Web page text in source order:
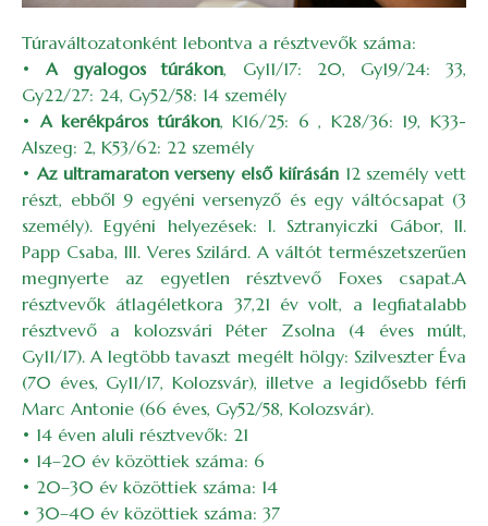
Túraváltozatonként lebontva a résztvevők száma:
•A gyalogos túrákon, Gy11/17: 20, Gy19/24: 33,
Gy22/27: 24, Gy52/58: 14 személy
• A kerékpáros túrákon, K16/25: 6 , K28/36: 19, K33-
Alszeg: 2, K53/62: 22 személy
• Az ultramaraton verseny első kiírásán12 személy vett
részt, ebből 9 egyéni versenyző és egy váltócsapat (3
személy). Egyéni helyezések: I. Sztranyiczki Gábor, II.
Papp Csaba, III. Veres Szilárd. A váltót természetszerűen
megnyerte az egyetlen résztvevő Foxes csapat.A
résztvevők átlagéletkora 37,21 év volt, a legfiatalabb
résztvevő a kolozsvári Péter Zsolna (4 éves múlt,
Gy11/17). A legtöbb tavaszt megélt hölgy: Szilveszter Éva
(70 éves, Gy11/17, Kolozsvár), illetve a legidősebb férfi
Marc Antonie (66 éves, Gy52/58, Kolozsvár).
• 14 éven aluli résztvevők: 21
• 14–20 év közöttiek száma: 6
• 20–30 év közöttiek száma: 14
• 30–40 év közöttiek száma: 37